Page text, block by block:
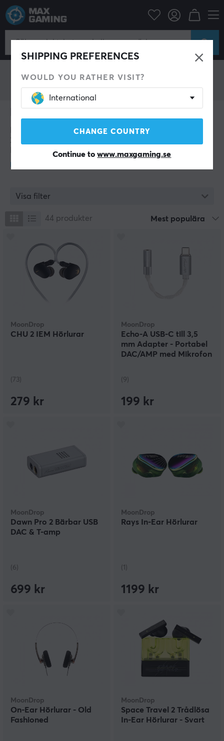
SHIPPING PREFERENCES
WOULD YOU RATHER VISIT?
International
CHANGE COUNTRY
Continue towww.maxgaming.se
MoonDrop
MoonDrop är en kinesisk tech-firma som grundades
2015 av en grupp passionerade teknikentusiaster.
Företaget har gjort sig känt för att erbjuda en
imponerande kollektion av in-ear-monitors ljudenheter
och hörlurar av hög kvalitet, som levererar enastående
integrerar MoonDrop avancerad teknik i alla sina
branschledare sedan starten. Med ett dedikerat team
fortsätta leverera produkter som kombinerar teknisk
expertis med enastående kvalitet.
Med MoonDrop kan du vara trygg med att du hittar
perfekt balans mellan stil och överlägsen ljudkvalitet,
vilket skapar en fördjupande och berikande upplevelse.
Visa filter
44 produkter Mest populära
MoonDrop
CHU 2 IEM Hörlurar
(73)
279 kr
MoonDrop
Echo-A USB-C till 3,5
mm Adapter - Portabel
DAC/AMP med Mikrofon
(9)
199 kr
MoonDrop
Dawn Pro 2 Bärbar USB
DAC & T-amp
(6)
699 kr
MoonDrop
Rays In-Ear Hörlurar
(1)
1199 kr
MoonDrop
On-Ear Hörlurar - Old
Fashioned
MoonDrop
Space Travel 2 Trådlösa
In-Ear Hörlurar - Svart